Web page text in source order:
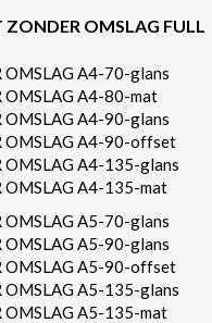
ZONDER OMSLAG FULL
OMSLAG A4-70-glans
OMSLAG A4-80-mat
OMSLAG A4-90-glans
OMSLAG A4-90-offset
OMSLAG A4-135-glans
OMSLAG A4-135-mat
OMSLAG A5-70-glans
OMSLAG A5-90-glans
OMSLAG A5-90-offset
OMSLAG A5-135-glans
OMSLAG A5-135-mat